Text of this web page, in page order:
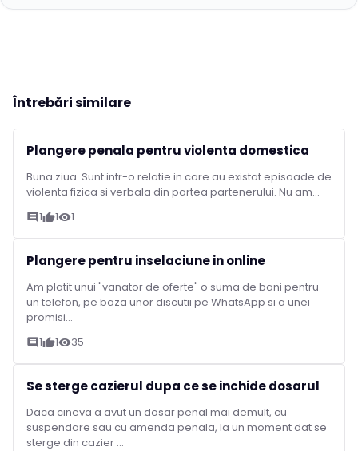
Întrebări similare
Plangere penala pentru violenta domestica
Buna ziua. Sunt intr-o relatie in care au existat episoade de
violenta fizica si verbala din partea partenerului. Nu am...
comment 1thumb_up1visibility1
Plangere pentru inselaciune in online
Am platit unui "vanator de oferte" o suma de bani pentru
un telefon, pe baza unor discutii pe WhatsApp si a unei
promisi...
comment 1thumb_up1visibility35
Se sterge cazierul dupa ce se inchide dosarul
Daca cineva a avut un dosar penal mai demult, cu
suspendare sau cu amenda penala, la un moment dat se
sterge din cazier ...